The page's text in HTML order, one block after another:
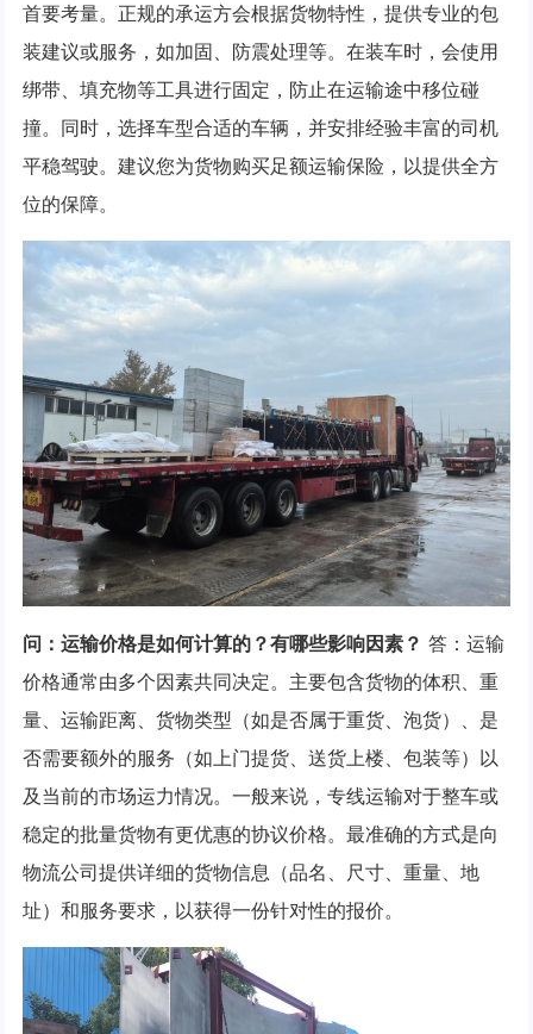
首要考量。正规的承运方会根据货物特性，提供专业的包
装建议或服务，如加固、防震处理等。在装车时，会使用
绑带、填充物等工具进行固定，防止在运输途中移位碰
撞。同时，选择车型合适的车辆，并安排经验丰富的司机
平稳驾驶。建议您为货物购买足额运输保险，以提供全方
位的保障。
问：运输价格是如何计算的？有哪些影响因素？ 答：运输
价格通常由多个因素共同决定。主要包含货物的体积、重
量、运输距离、货物类型（如是否属于重货、泡货）、是
否需要额外的服务（如上门提货、送货上楼、包装等）以
及当前的市场运力情况。一般来说，专线运输对于整车或
稳定的批量货物有更优惠的协议价格。最准确的方式是向
物流公司提供详细的货物信息（品名、尺寸、重量、地
址）和服务要求，以获得一份针对性的报价。